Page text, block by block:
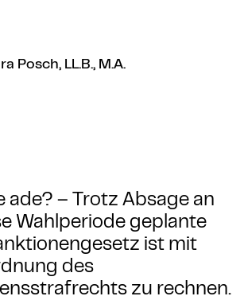
Posch, LL.B., M.A.
ade? – Trotz Absage an
Wahlperiode geplante
ist mit
des
zu rechnen.